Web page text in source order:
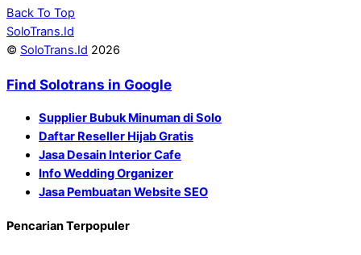
Back To Top
SoloTrans.Id
© SoloTrans.Id 2026
Find Solotrans in Google
Supplier Bubuk Minuman di Solo
Daftar Reseller Hijab Gratis
Jasa Desain Interior Cafe
Info Wedding Organizer
Jasa Pembuatan Website SEO
Pencarian Terpopuler